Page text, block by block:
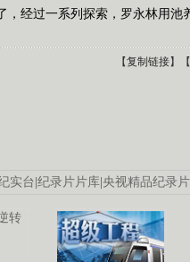
，经过一系列探索，罗永林用池
【复制链接】【
实台 纪录片片库 央视精品纪录